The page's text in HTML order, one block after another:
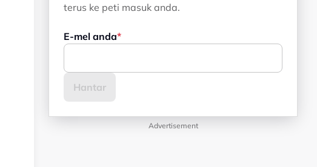
terus ke peti masuk anda.
E-mel anda
Advertisement